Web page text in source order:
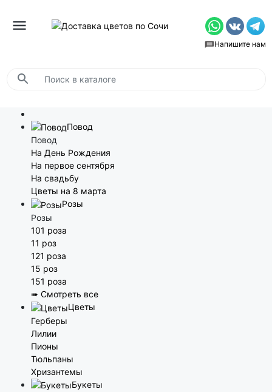
Напишите нам
Повод
Повод
На День Рождения
На первое сентября
На свадьбу
Цветы на 8 марта
Розы
Розы
101 роза
11 роз
121 роза
15 роз
151 роза
➠ Смотреть все
Цветы
Герберы
Лилии
Пионы
Тюльпаны
Хризантемы
Букеты